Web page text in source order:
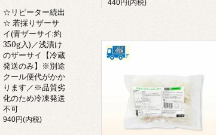
440円(内税)
☆リピーター続出
☆ 若採りザーサ
イ(青ザーサイ:約
350g入)／浅漬け
のザーサイ【冷蔵
発送のみ】※別途
クール便代がかか
ります／※品質劣
化のため冷凍発送
不可
940円(内税)